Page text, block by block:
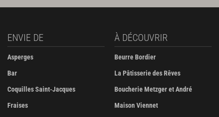
ENVIE DE
Asperges
Bar
Coquilles Saint-Jacques
Fraises
À DÉCOUVRIR
Beurre Bordier
La Pâtisserie des Rêves
Boucherie Metzger et André
Maison Viennet